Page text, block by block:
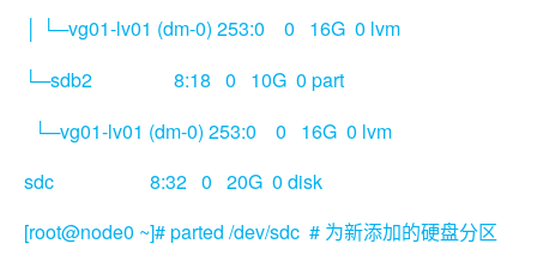
└─vg01-lv01 (dm-0) 253:0 0 16G 0 lvm
└─sdb2 8:18 0 10G 0 part
└─vg01-lv01 (dm-0) 253:0 0 16G 0 lvm
sdc 8:32 0 20G 0 disk
[root@node0 ~]# parted /dev/sdc # 为新添加的硬盘分区